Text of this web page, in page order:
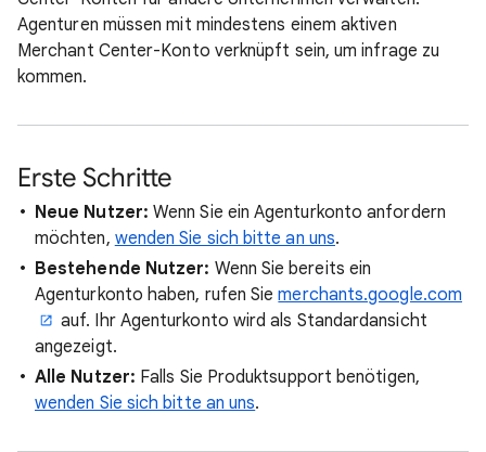
Agenturen müssen mit mindestens einem aktiven
Merchant Center-Konto verknüpft sein, um infrage zu
kommen.
Erste Schritte
Neue Nutzer: Wenn Sie ein Agenturkonto anfordern
möchten, wenden Sie sich bitte an uns.
Bestehende Nutzer: Wenn Sie bereits ein
Agenturkonto haben, rufen Siemerchants.google.com
auf. Ihr Agenturkonto wird als Standardansicht
angezeigt.
Alle Nutzer: Falls Sie Produktsupport benötigen,
wenden Sie sich bitte an uns.